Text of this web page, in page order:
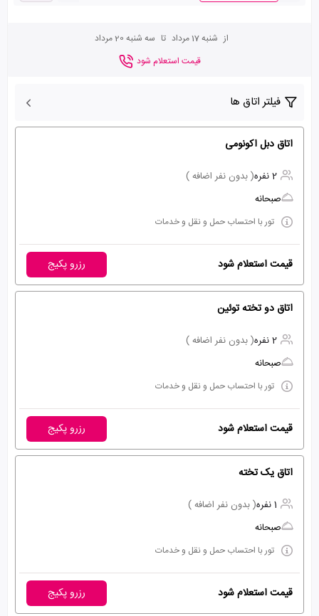
از شنبه 17 مرداد تا سه شنبه 20 مرداد
قیمت استعلام شود
فیلتر اتاق ها
اتاق دبل اکونومی
2 نفره
( بدون نفر اضافه )
صبحانه
تور با احتساب حمل و نقل و خدمات
قیمت استعلام شود رزرو پکیج
اتاق دو تخته توئین
2 نفره
( بدون نفر اضافه )
صبحانه
تور با احتساب حمل و نقل و خدمات
قیمت استعلام شود رزرو پکیج
اتاق یک تخته
1 نفره
( بدون نفر اضافه )
صبحانه
تور با احتساب حمل و نقل و خدمات
قیمت استعلام شود رزرو پکیج